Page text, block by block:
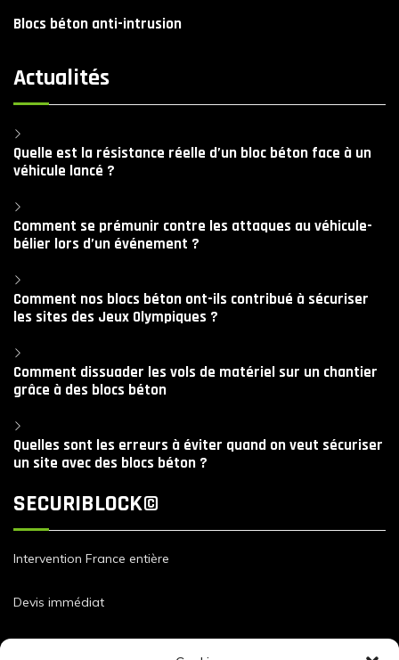
Blocs béton anti-intrusion
Actualités
Quelle est la résistance réelle d’un bloc béton face à un
véhicule lancé ?
Comment se prémunir contre les attaques au véhicule-
bélier lors d’un événement ?
Comment nos blocs béton ont-ils contribué à sécuriser
les sites des Jeux Olympiques ?
Comment dissuader les vols de matériel sur un chantier
grâce à des blocs béton
Quelles sont les erreurs à éviter quand on veut sécuriser
un site avec des blocs béton ?
SECURIBLOCK©
Intervention France entière
Devis immédiat
Dimensions et caractéristiques de nos blocs